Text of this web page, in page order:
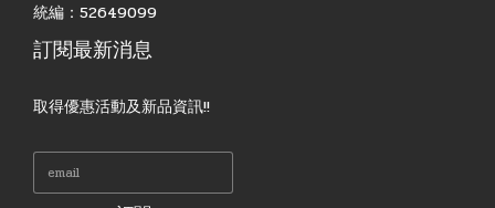
統編：52649099
訂閱最新消息
取得優惠活動及新品資訊!!